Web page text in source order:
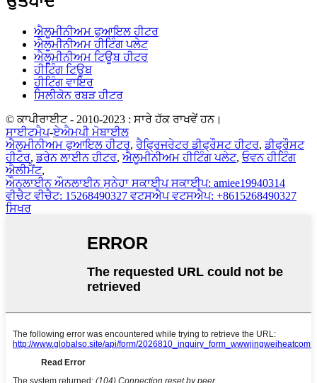
ਐਲੂਮੀਨੀਅਮ ਫੁਆਇਲ ਹੀਟਰ
ਐਲੂਮੀਨੀਅਮ ਹੀਟਿੰਗ ਪਲੇਟ
ਐਲੂਮੀਨੀਅਮ ਟਿਊਬ ਹੀਟਰ
ਹੀਟਿੰਗ ਟਿਊਬ
ਹੀਟਿੰਗ ਵਾਇਰ
ਸਿਲੀਕੋਨ ਰਬੜ ਹੀਟਰ
© ਕਾਪੀਰਾਈਟ - 2010-2023 : ਸਾਰੇ ਹੱਕ ਰਾਖਵੇਂ ਹਨ।
ਸਾਈਟਮੈਪ-ਏਐਮਪੀ ਮੋਬਾਈਲ
ਐਲੂਮੀਨੀਅਮ ਫੁਆਇਲ ਹੀਟਰ, ਰੈਫ੍ਰਿਜਰੇਟਰ ਡੀਫ੍ਰੌਸਟ ਹੀਟਰ,ਡੀਫ੍ਰੌਸਟ
ਹੀਟਰ,ਡਰੇਨ ਲਾਈਨ ਹੀਟਰ, ਐਲੂਮੀਨੀਅਮ ਹੀਟਿੰਗ ਪਲੇਟ, ਓਵਨ ਹੀਟਿੰਗ
ਐਲੀਮੈਂਟ,
ਔਨਲਾਈਨ ਔਨਲਾਈਨ ਸੁਨੇਹਾ ਸਕਾਈਪ ਸਕਾਈਪ: amiee19940314
ਵੀਚੈਟ ਵੀਚੈਟ: 15268490327 ਵਟਸਐਪ ਵਟਸਐਪ: +8615268490327
ਸਿਖਰ